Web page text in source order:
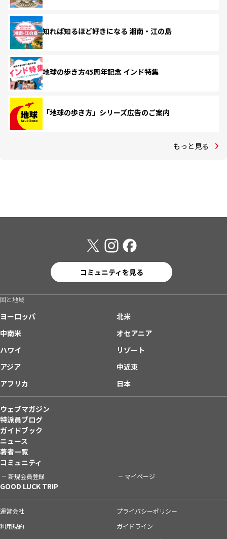
知れば知るほど好きになる 湘南・江の島
地球の歩き方45周年記念 インド特集
「地球の歩き方」シリーズ広告のご案内
もっと見る
コミュニティを見る
国と地域
ヨーロッパ
北米
中南米
オセアニア
ハワイ
リゾート
アジア
中近東
アフリカ
日本
ウェブマガジン
特派員ブログ
ガイドブック
ニュース
著者一覧
コミュニティ
新規会員登録 マイページ
GOOD LUCK TRIP
運営会社
プライバシーポリシー
利用規約
ガイドライン